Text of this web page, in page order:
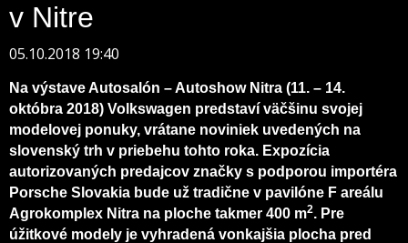
v Nitre
05.10.2018 19:40
Na výstave Autosalón – Autoshow Nitra (11. – 14.
októbra 2018) Volkswagen predstaví väčšinu svojej
modelovej ponuky, vrátane noviniek uvedených na
slovenský trh v priebehu tohto roka. Expozícia
autorizovaných predajcov značky s podporou importéra
Porsche Slovakia bude už tradične v pavilóne F areálu
Agrokomplex Nitra na ploche takmer 400 m2. Pre
úžitkové modely je vyhradená vonkajšia plocha pred